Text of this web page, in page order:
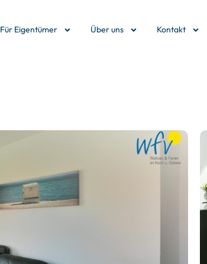
Für Eigentümer Über uns Kontakt